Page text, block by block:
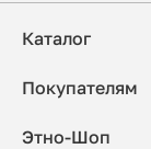
Каталог
Покупателям
Этно-Шоп